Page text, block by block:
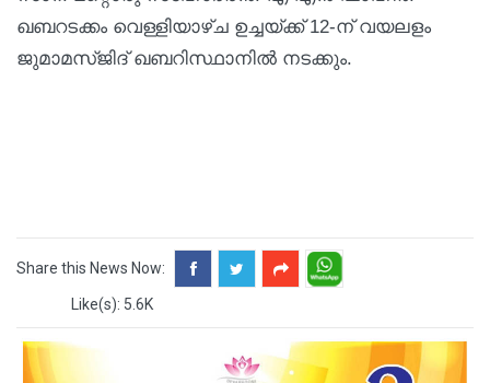
ഖബറടക്കം വെള്ളിയാഴ്ച ഉച്ചയ്ക്ക് 12-ന് വയലളം
ജുമാമസ്ജിദ് ഖബറിസ്ഥാനിൽ നടക്കും.
Share this News Now:
Like(s): 5.6K